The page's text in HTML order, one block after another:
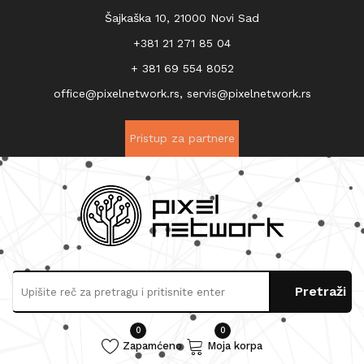
Šajkaška 10, 21000 Novi Sad
+381 21 271 85 04
+ 381 69 554 8052
office@pixelnetwork.rs, servis@pixelnetwork.rs
Pristup za partnere
0
Zapamćeno
0
Moja korpa